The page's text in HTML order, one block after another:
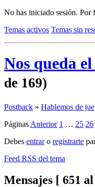
No has iniciado sesión. Por
Temas activos Temas sin
Nos queda
de 169)
Postback » Hablemos de
Páginas Anterior 1 … 25 26
Debes entraro registrarte
Feed RSS del tema
Mensajes [ 651